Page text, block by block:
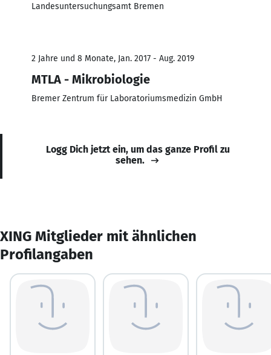
Landesuntersuchungsamt Bremen
2 Jahre und 8 Monate, Jan. 2017 - Aug. 2019
MTLA - Mikrobiologie
Bremer Zentrum für Laboratoriumsmedizin GmbH
Logg Dich jetzt ein, um das ganze Profil zu
sehen.
XING Mitglieder mit ähnlichen
Profilangaben